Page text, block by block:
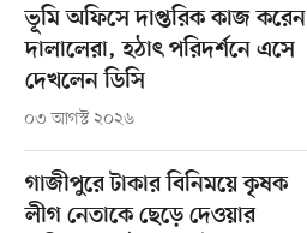
ভূমি অফিসে দাপ্তরিক কাজ করেন
দালালেরা, হঠাৎ পরিদর্শনে এসে
দেখলেন ডিসি
০৩ আগস্ট ২০২৬
গাজীপুরে টাকার বিনিময়ে কৃষক
লীগ নেতাকে ছেড়ে দেওয়ার